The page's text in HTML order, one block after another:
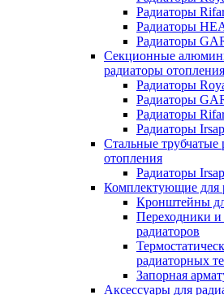
Радиаторы
Радиаторы
Радиаторы
Секционные
радиаторы отопления
Радиаторы
Радиаторы
Радиаторы
Радиаторы Irsap
Стальные трубчатые
отопления
Радиаторы Irsap
Комплектующие для
Кронштейны
Переходники и
радиаторов
радиаторных
Запорная
Аксессуары для